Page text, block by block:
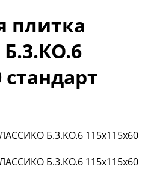
плитка
стандарт